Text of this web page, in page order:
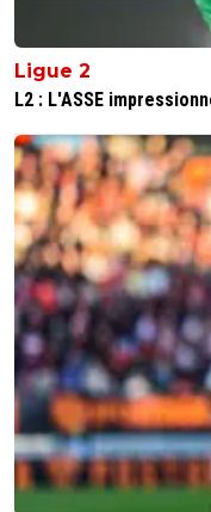
Ligue 2
L2 : L'ASSE